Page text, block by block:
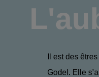
Il est des
Godel. Elle